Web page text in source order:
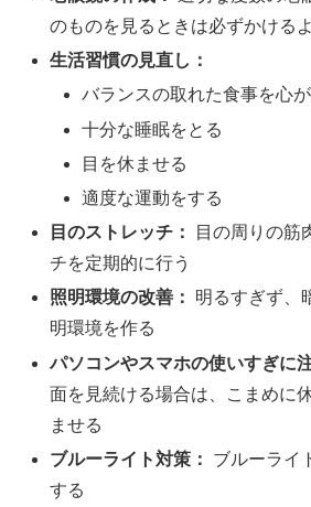
のものを見るときは必ずかける
生活習慣の見直し：
バランスの取れた食事を心
十分な睡眠をとる
目を休ませる
適度な運動をする
目のストレッチ：
目の周りの筋
チを定期的に行う
照明環境の改善：
明るすぎず、
明環境を作る
パソコンやスマホの使いすぎに
面を見続ける場合は、こまめに
ませる
ブルーライト対策：
ブルーライ
する